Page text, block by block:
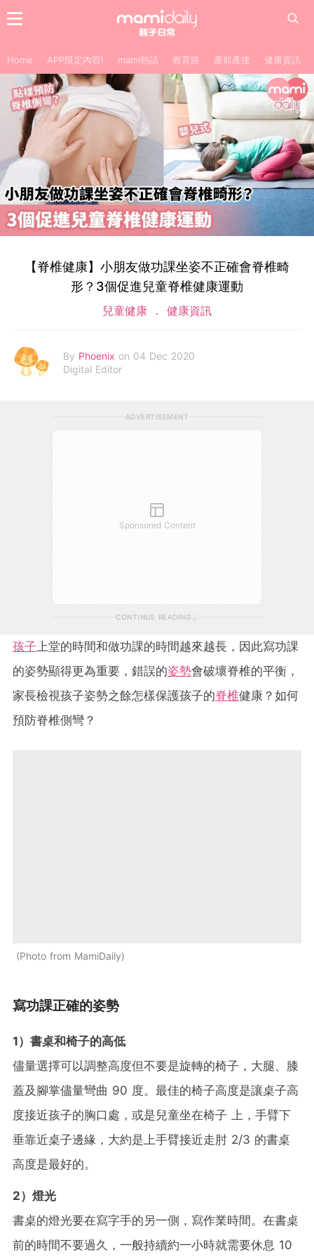
Home APP限定內容! mami熱話 教育路 產前產後 健康資訊
【脊椎健康】小朋友做功課坐姿不正確會脊椎畸
形？3個促進兒童脊椎健康運動
兒童健康 健康資訊
By Phoenix on 04 Dec 2020
Digital Editor
ADVERTISEMENT
Sponsored Content
CONTINUE READING
孩子 上堂的時間和做功課的時間越來越長，因此寫功課
的姿勢顯得更為重要，錯誤的姿勢會破壞脊椎的平衡，
家長檢視孩子姿勢之餘怎樣保護孩子的脊椎健康？如何
預防脊椎側彎？
Photo from MamiDaily
寫功課正確的姿勢
1）書桌和椅子的高低
儘量選擇可以調整高度但不要是旋轉的椅子，大腿、膝
蓋及腳掌儘量彎曲 90 度。最佳的椅子高度是讓桌子高
度接近孩子的胸口處，或是兒童坐在椅子 上，手臂下
垂靠近桌子邊緣，大約是上手臂接近走肘 2/3 的書桌
高度是最好的。
2）燈光
書桌的燈光要在寫字手的另一側，寫作業時間。在書桌
前的時間不要過久，一般持續約一小時就需要休息 10